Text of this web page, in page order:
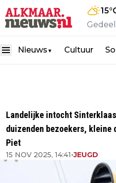
15
Nieuws ▼ Cultuur
Landelijke intocht
duizenden bezoekers, kleine
Piet
15 NOV 2025, 14:41•JEUGD